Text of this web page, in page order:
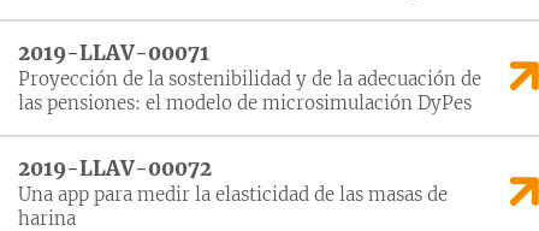
2019-LLAV-00071
Proyección de la sostenibilidad y de la adecuación de
las pensiones: el modelo de microsimulación DyPes
2019-LLAV-00072
Una app para medir la elasticidad de las masas de
harina